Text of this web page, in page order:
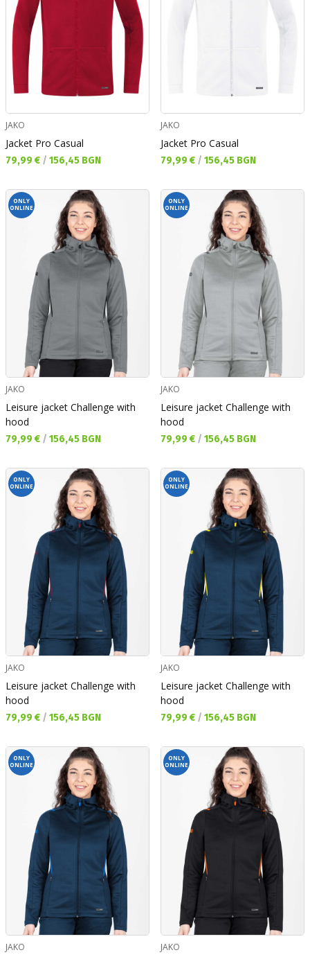
JAKO
Jacket Pro Casual
Текуща цена:
79,99 € / 156,45 BGN
JAKO
Jacket Pro Casual
Текуща цена:
79,99 € / 156,45 BGN
ONLY
ONLINE
JAKO
Leisure jacket Challenge with
hood
Текуща цена:
79,99 € / 156,45 BGN
ONLY
ONLINE
JAKO
Leisure jacket Challenge with
hood
Текуща цена:
79,99 € / 156,45 BGN
ONLY
ONLINE
JAKO
Leisure jacket Challenge with
hood
Текуща цена:
79,99 € / 156,45 BGN
ONLY
ONLINE
JAKO
Leisure jacket Challenge with
hood
Текуща цена:
79,99 € / 156,45 BGN
ONLY
ONLINE
JAKO
ONLY
ONLINE
JAKO